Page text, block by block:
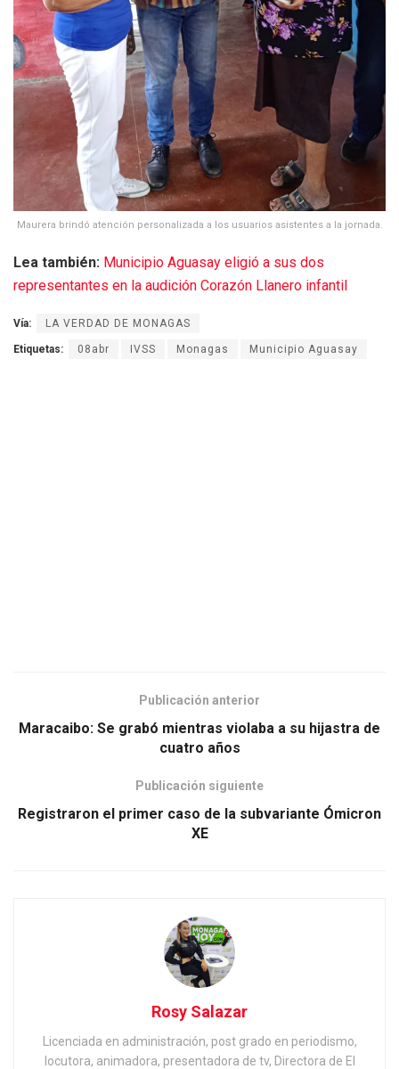
Maurera brindó atención personalizada a los usuarios asistentes a la jornada.
Lea también: Municipio Aguasay eligió a sus dos
representantes en la audición Corazón Llanero infantil
Vía: LA VERDAD DE MONAGAS
Etiquetas: 08abr IVSS Monagas Municipio Aguasay
Publicación anterior
Maracaibo: Se grabó mientras violaba a su hijastra de
cuatro años
Publicación siguiente
Registraron el primer caso de la subvariante Ómicron
XE
Rosy Salazar
Licenciada en administración, post grado en periodismo,
locutora, animadora, presentadora de tv, Directora de El